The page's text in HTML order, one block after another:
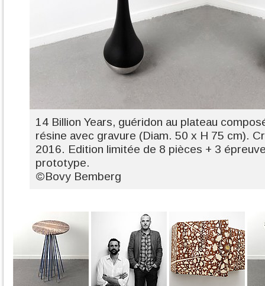
14 Billion Years, guéridon au plateau
résine avec gravure (Diam. 50 x H 75 cm).
2016. Edition limitée de 8 pièces + 3
prototype.
©Bovy Bemberg